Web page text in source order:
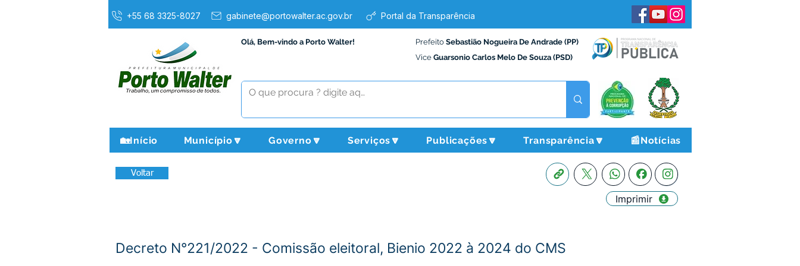
+55 68 3325-8027 gabinete@portowalter.ac.gov.br Portal da Transparência
Olá, Bem-vindo a Porto Walter! Prefeito Sebastião Nogueira De Andrade (PP)
Vice Guarsonio Carlos Melo De Souza (PSD)
🏡Início Município🔽 Governo🔽 Serviços🔽 Publicações🔽 Transparência🔽 📰Notícias
Voltar
Imprimir
Decreto N°221/2022 - Comissão eleitoral, Bienio 2022 à 2024 do CMS